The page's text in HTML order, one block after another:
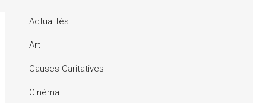
Actualités
Art
Causes Caritatives
Cinéma